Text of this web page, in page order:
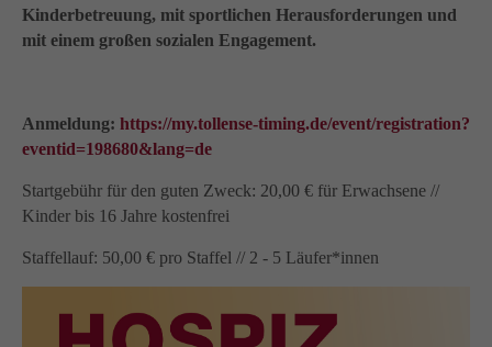
Kinderbetreuung, mit sportlichen Herausforderungen und
mit einem großen sozialen Engagement.
Anmeldung: https://my.tollense-timing.de/event/registration?
eventid=198680&lang=de
Startgebühr für den guten Zweck: 20,00 € für Erwachsene //
Kinder bis 16 Jahre kostenfrei
Staffellauf: 50,00 € pro Staffel // 2 - 5 Läufer*innen